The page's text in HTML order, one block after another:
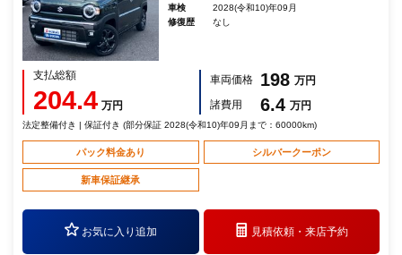
車検
2028(令和10)年09月
修復歴
なし
支払総額
204.4 万円
車両価格 198 万円
諸費用
6.4 万円
法定整備付き | 保証付き (部分保証 2028(令和10)年09月まで：60000km)
パック料金あり シルバークーポン
新車保証継承
お気に入り追加 見積依頼・来店予約